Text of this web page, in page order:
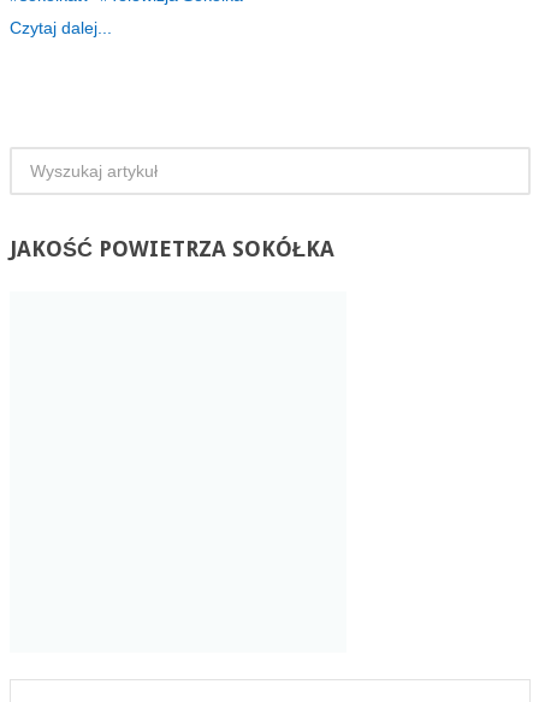
Czytaj dalej...
JAKOŚĆPOWIETRZA SOKÓŁKA